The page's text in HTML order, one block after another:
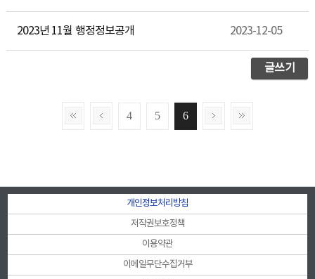
2023년 11월 행정정보공개 2023-12-05
글쓰기
4 5 6
개인정보처리방침
저작권보호정책
이용약관
이메일무단수집거부